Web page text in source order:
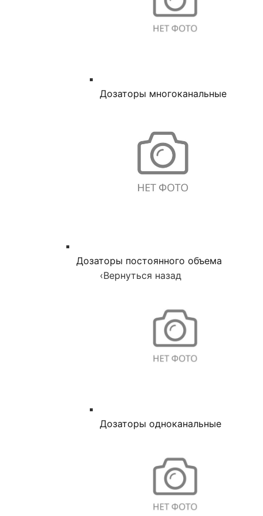
Дозаторы многоканальные
Дозаторы постоянного объема
‹Вернуться назад
Дозаторы одноканальные